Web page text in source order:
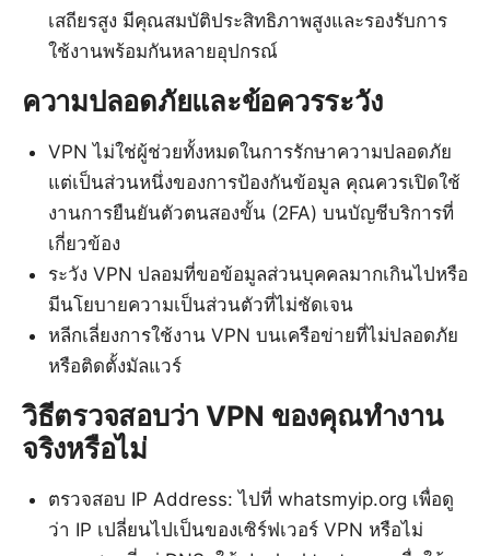
เสถียรสูง มีคุณสมบัติประสิทธิภาพสูงและรองรับการ
ใช้งานพร้อมกันหลายอุปกรณ์
ความปลอดภัยและข้อควรระวัง
VPN ไม่ใช่ผู้ช่วยทั้งหมดในการรักษาความปลอดภัย
แต่เป็นส่วนหนึ่งของการป้องกันข้อมูล คุณควรเปิดใช้
งานการยืนยันตัวตนสองขั้น (2FA) บนบัญชีบริการที่
เกี่ยวข้อง
ระวัง VPN ปลอมที่ขอข้อมูลส่วนบุคคลมากเกินไปหรือ
มีนโยบายความเป็นส่วนตัวที่ไม่ชัดเจน
หลีกเลี่ยงการใช้งาน VPN บนเครือข่ายที่ไม่ปลอดภัย
หรือติดตั้งมัลแวร์
วิธีตรวจสอบว่า VPN ของคุณทำงาน
จริงหรือไม่
ตรวจสอบ IP Address: ไปที่ whatsmyip.org เพื่อดู
ว่า IP เปลี่ยนไปเป็นของเซิร์ฟเวอร์ VPN หรือไม่